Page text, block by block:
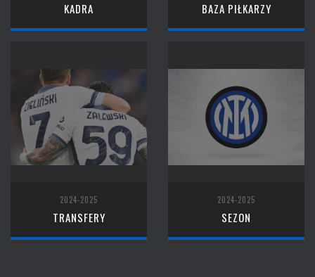
KADRA BAZA PIŁKARZY
2024-2025
TRANSFERY
2024-2025
SEZON